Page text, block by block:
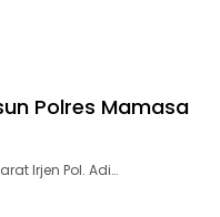
Polres Mamasa
Irjen Pol. Adi…